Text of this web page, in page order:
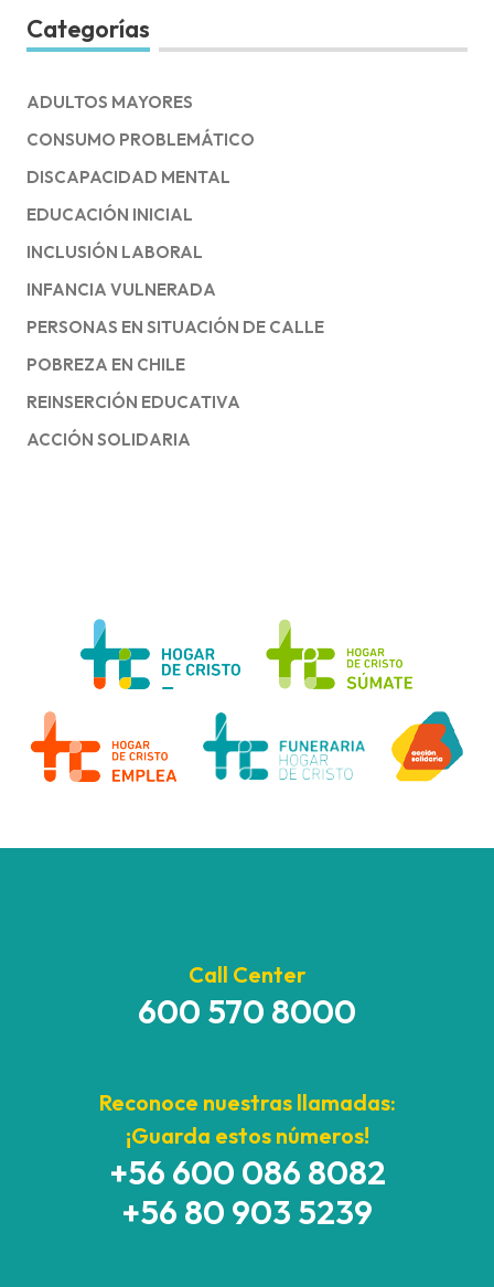
Categorías
ADULTOS MAYORES
CONSUMO PROBLEMÁTICO
DISCAPACIDAD MENTAL
EDUCACIÓN INICIAL
INCLUSIÓN LABORAL
INFANCIA VULNERADA
PERSONAS EN SITUACIÓN DE CALLE
POBREZA EN CHILE
REINSERCIÓN EDUCATIVA
ACCIÓN SOLIDARIA
Call Center
600 570 8000
Reconoce nuestras llamadas:
¡Guarda estos números!
+56 600 086 8082
+56 80 903 5239